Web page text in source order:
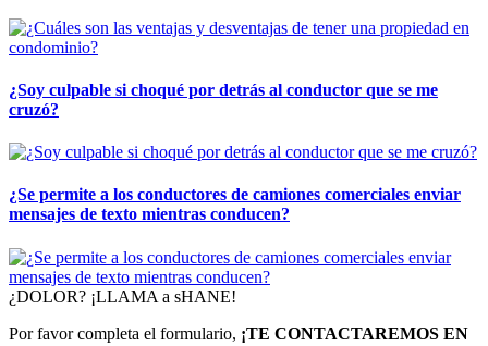
¿Soy culpable si choqué por detrás al conductor que se me
cruzó?
¿Se permite a los conductores de camiones comerciales enviar
mensajes de texto mientras conducen?
¿DOLOR? ¡LLAMA a sHANE!
Por favor completa el formulario, ¡TE CONTACTAREMOS EN